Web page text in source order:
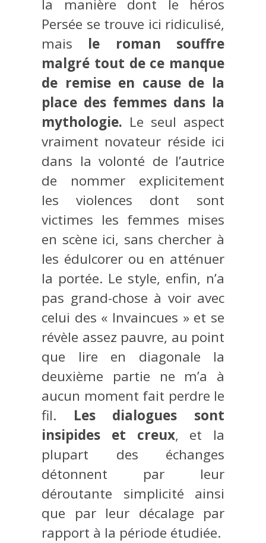
la manière dont le héros
Persée se trouve ici ridiculisé,
mais le roman souffre
malgré tout de ce manque
de remise en cause de la
place des femmes dans la
mythologie. Le seul aspect
vraiment novateur réside ici
dans la volonté de l’autrice
de nommer explicitement
les violences dont sont
victimes les femmes mises
en scène ici, sans chercher à
les édulcorer ou en atténuer
la portée. Le style, enfin, n’a
pas grand-chose à voir avec
celui des « Invaincues » et se
révèle assez pauvre, au point
que lire en diagonale la
deuxième partie ne m’a à
aucun moment fait perdre le
fil. Les dialogues sont
insipides et creux, et la
plupart des échanges
détonnent par leur
déroutante simplicité ainsi
que par leur décalage par
rapport à la période étudiée.